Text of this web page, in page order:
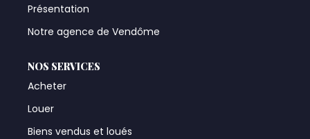
Présentation
Notre agence de Vendôme
NOS SERVICES
Acheter
Louer
Biens vendus et loués